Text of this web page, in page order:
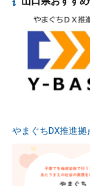
やまぐちDX推進拠